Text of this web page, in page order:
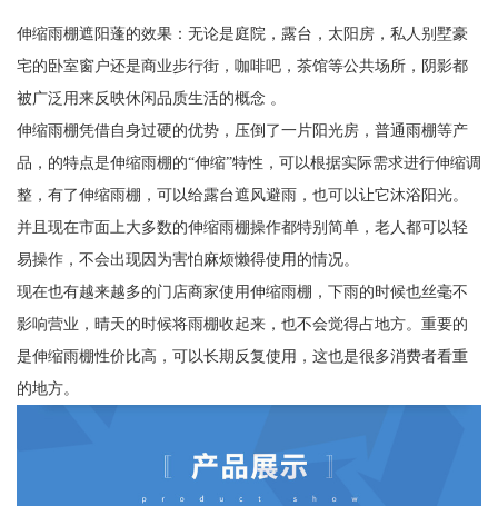
伸缩雨棚遮阳蓬的效果：无论是庭院，露台，太阳房，私人别墅豪
宅的卧室窗户还是商业步行街，咖啡吧，茶馆等公共场所，阴影都
被广泛用来反映休闲品质生活的概念 。
伸缩雨棚凭借自身过硬的优势，压倒了一片阳光房，普通雨棚等产
品，的特点是伸缩雨棚的“伸缩”特性，可以根据实际需求进行伸缩调
整，有了伸缩雨棚，可以给露台遮风避雨，也可以让它沐浴阳光。
并且现在市面上大多数的伸缩雨棚操作都特别简单，老人都可以轻
易操作，不会出现因为害怕麻烦懒得使用的情况。
现在也有越来越多的门店商家使用伸缩雨棚，下雨的时候也丝毫不
影响营业，晴天的时候将雨棚收起来，也不会觉得占地方。重要的
是伸缩雨棚性价比高，可以长期反复使用，这也是很多消费者看重
的地方。